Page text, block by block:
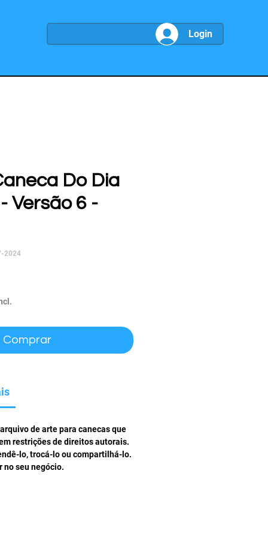
Login
Do Dia
Versão 6 -
2024
Comprar
de arte para canecas que
restrições de direitos autorais.
lo, trocá-lo ou compartilhá-lo.
no seu negócio.